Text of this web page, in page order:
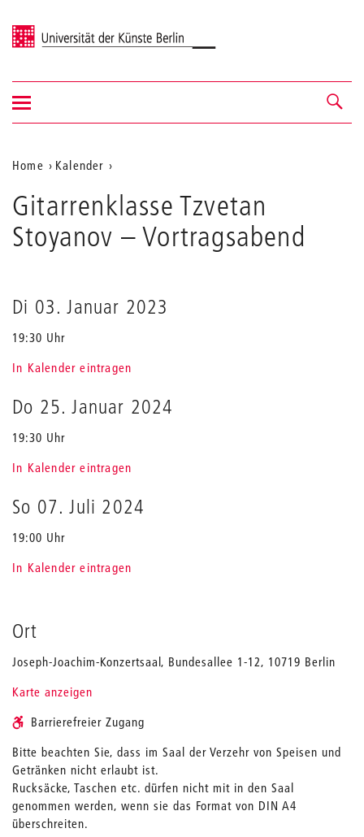
Universität der Künste Berlin
Navigation &
Suche
Navigation
ein-/ausblenden
Aktuelle
Position
auf
der
Home
Kalender
Tzvetan
Stoyanov
Gitarrenklasse Tzvetan
Stoyanov – Vortragsabend
Di 03. Januar 2023
19:30 Uhr
In Kalender eintragen
Do 25. Januar 2024
19:30 Uhr
In Kalender eintragen
So 07. Juli 2024
19:00 Uhr
In Kalender eintragen
Ort
Joseph-Joachim-Konzertsaal, Bundesallee 1-12, 10719 Berlin
Karte anzeigen
Barrierefreier Zugang
Bitte beachten Sie, dass im Saal der Verzehr von Speisen und
Getränken nicht erlaubt ist.
Rucksäcke, Taschen etc. dürfen nicht mit in den Saal
genommen werden, wenn sie das Format von DIN A4
überschreiten.